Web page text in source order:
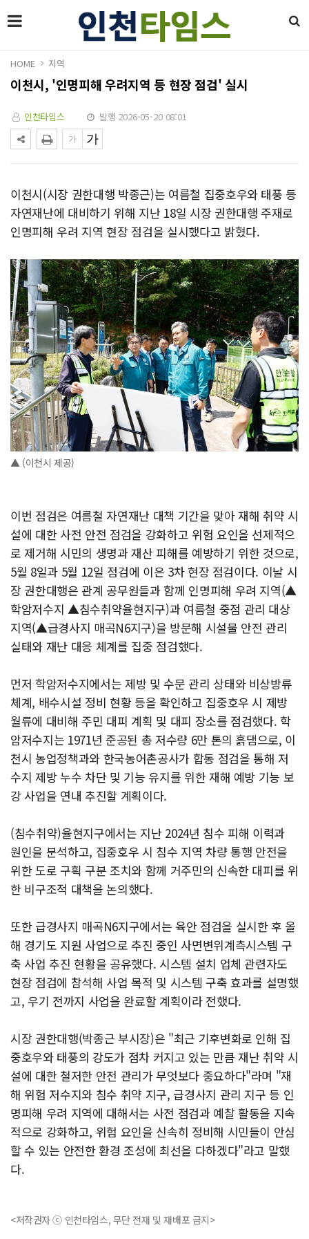
HOME 지역
이천시, '인명피해 우려지역 등 현장 점검' 실시
인천타임스 발행 2026-05-20 08:01
이천시(시장 권한대행 박종근)는 여름철 집중호우와 태풍 등
자연재난에 대비하기 위해 지난 18일 시장 권한대행 주재로
인명피해 우려 지역 현장 점검을 실시했다고 밝혔다.
▲ (이천시 제공)
이번 점검은 여름철 자연재난 대책 기간을 맞아 재해 취약 시
설에 대한 사전 안전 점검을 강화하고 위험 요인을 선제적으
로 제거해 시민의 생명과 재산 피해를 예방하기 위한 것으로,
5월 8일과 5월 12일 점검에 이은 3차 현장 점검이다. 이날 시
장 권한대행은 관계 공무원들과 함께 인명피해 우려 지역(▲
학암저수지 ▲침수취약율현지구)과 여름철 중점 관리 대상
지역(▲급경사지 매곡N6지구)을 방문해 시설물 안전 관리
실태와 재난 대응 체계를 집중 점검했다.
먼저 학암저수지에서는 제방 및 수문 관리 상태와 비상방류
체계, 배수시설 정비 현황 등을 확인하고 집중호우 시 제방
월류에 대비해 주민 대피 계획 및 대피 장소를 점검했다. 학
암저수지는 1971년 준공된 총 저수량 6만 톤의 흙댐으로, 이
천시 농업정책과와 한국농어촌공사가 합동 점검을 통해 저
수지 제방 누수 차단 및 기능 유지를 위한 재해 예방 기능 보
강 사업을 연내 추진할 계획이다.
(침수취약)율현지구에서는 지난 2024년 침수 피해 이력과
원인을 분석하고, 집중호우 시 침수 지역 차량 통행 안전을
위한 도로 구획 구분 조치와 함께 거주민의 신속한 대피를 위
한 비구조적 대책을 논의했다.
또한 급경사지 매곡N6지구에서는 육안 점검을 실시한 후 올
해 경기도 지원 사업으로 추진 중인 사면변위계측시스템 구
축 사업 추진 현황을 공유했다. 시스템 설치 업체 관련자도
현장 점검에 참석해 사업 목적 및 시스템 구축 효과를 설명했
고, 우기 전까지 사업을 완료할 계획이라 전했다.
시장 권한대행(박종근 부시장)은 "최근 기후변화로 인해 집
중호우와 태풍의 강도가 점차 커지고 있는 만큼 재난 취약 시
설에 대한 철저한 안전 관리가 무엇보다 중요하다"라며 "재
해 위험 저수지와 침수 취약 지구, 급경사지 관리 지구 등 인
명피해 우려 지역에 대해서는 사전 점검과 예찰 활동을 지속
적으로 강화하고, 위험 요인을 신속히 정비해 시민들이 안심
할 수 있는 안전한 환경 조성에 최선을 다하겠다"라고 말했
다.
<저작권자 ⓒ 인천타임스, 무단 전재 및 재배포 금지>